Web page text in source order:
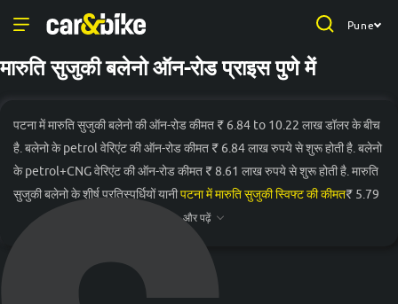
Pune
मारुति सुजुकी बलेनो ऑन-रोड प्राइस पुणे में
पटना में मारुति सुजुकी बलेनो की ऑन-रोड कीमत ₹ 6.84 to 10.22 लाख डॉलर के बीच
है. बलेनो के petrol वेरिएंट की ऑन-रोड कीमत ₹ 6.84 लाख रुपये से शुरू होती है. बलेनो
के petrol+CNG वेरिएंट की ऑन-रोड कीमत ₹ 8.61 लाख रुपये से शुरू होती है. मारुति
सुजुकी बलेनो के शीर्ष प्रतिस्पर्धियों यानीपटना में मारुति सुजुकी स्विफ्ट की कीमत₹ 5.79
लाख से शुरू होती है और
पटना में टाटा अलट्रोज़ की कीमत
मारुति सुजुकी बलेनो Sigma Petrol
और पढ़ें